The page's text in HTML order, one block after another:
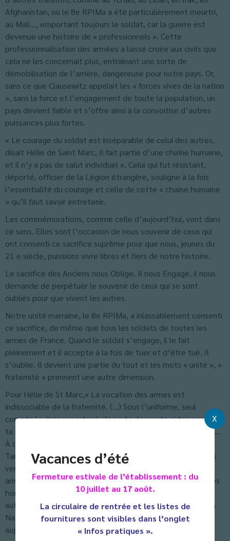
Vacances d’été
Fermeture estivale de l’établissement : du
10 juillet au 17 août.
La circulaire de rentrée et les listes de
fournitures sont visibles dans l’onglet
« Infos pratiques ».
X
Afghanistan, où le 8e RPIMa a été particulièrement meurtri,
au Mali…, emportant toujours le soldat, car la guerre est
devenue une histoire de « professionnels ». Cette
professionnalisation des armées a laissé croire aux civils que
cela ne les concernait plus, entrainant une sorte de
démobilisation de l’arrière, dangereuse pour notre pays. Or,
sans ce que Clausewitz appelait les « forces vives de la nation
», sans la force et l’engagement de toute la population, un
pays devient faible et s’offre ainsi à la convoitise d’autres
puissances plus fortes.
« Le courage du soldat est inséparable de celui des autres,
disait Hélie de Saint Marc, Il fait partie d’une chaîne humaine,
et il n’y a pas de salut individuel ». Celui qui fut résistant,
déporté, officier de la Légion étrangère, souligne à la fois
l’essentialité du courage et celle de cette « chaine humaine
» qu’il faut savoir entretenir.
Les commémorations, comme celle d’aujourd’hui, vont dans
ce sens. Elles sont l’occasion de nous souvenir de ceux qui
ont consenti ce sacrifice suprême pour que nous, jeunes du
21 e siècle, puissions vivre libres et fiers de notre histoire.
Le sacrifice des Anciens nous Oblige. Il nous Engage, il nous
demande de perpétuer le souvenir de ceux qui se sont
oubliés pour que vivent les autres.
Notre unité marraine, le 8e RPIMa, a inlassablement consenti
ce sacrifice, de même que tous les soldats de toutes les
armes de France. Quand le soldat s’engage, il le fait
pleinement et il accepte à la fois de tuer et d’être tué. Il
s’oublie. Il devient une partie du tout et les mots « unité », «
fraternité » prennent une autre dimension.
Pour Hélie de St Marc,« La vocation des armes est
indissociable de la fraternité. (…) Sous l’uniforme, seul
compte le danger partagé. Je ne te demande ni ton nom, ni
ta religion, ni ta race, mais seulement quel est ton courage…
À cette aune, comme dans la première église de Paul de
Tarse ou dans l’armée de Valmy acclamée par Danton, vous
verrez qu’il n’y aura plus ni juif ni gentil, ni sans culotte ni
aristocrate, ni occidental ni musulman : tout simplement des
hommes qui risquent leur peau, dont la survie dépend d’un
autre camarade. » N’est-ce pas là une belle définition de la
Nation, et de ce qui devrait être notre ligne de vie
aujourd’hui ?